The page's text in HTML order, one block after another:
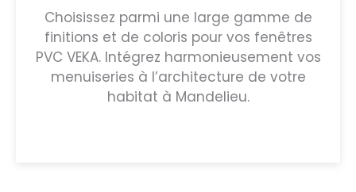
Choisissez parmi une large gamme de
finitions et de coloris pour vos fenêtres
PVC VEKA. Intégrez harmonieusement vos
menuiseries à l’architecture de votre
habitat à Mandelieu.